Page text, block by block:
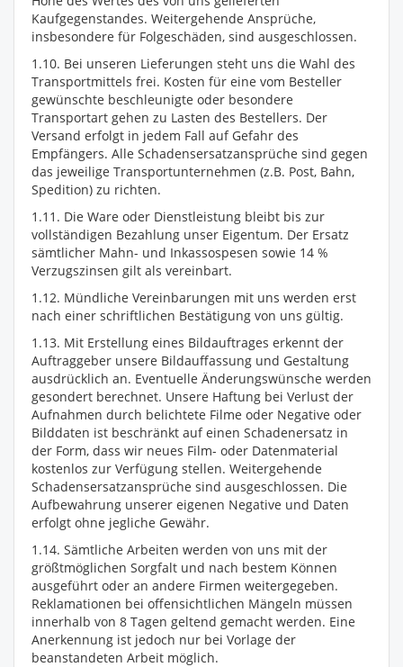
Kaufgegenstandes. Weitergehende Ansprüche,
insbesondere für Folgeschäden, sind ausgeschlossen.
1.10. Bei unseren Lieferungen steht uns die Wahl des
Transportmittels frei. Kosten für eine vom Besteller
gewünschte beschleunigte oder besondere
Transportart gehen zu Lasten des Bestellers. Der
Versand erfolgt in jedem Fall auf Gefahr des
Empfängers. Alle Schadensersatzansprüche sind gegen
das jeweilige Transportunternehmen (z.B. Post, Bahn,
Spedition) zu richten.
1.11. Die Ware oder Dienstleistung bleibt bis zur
vollständigen Bezahlung unser Eigentum. Der Ersatz
sämtlicher Mahn- und Inkassospesen sowie 14 %
Verzugszinsen gilt als vereinbart.
1.12. Mündliche Vereinbarungen mit uns werden erst
nach einer schriftlichen Bestätigung von uns gültig.
1.13. Mit Erstellung eines Bildauftrages erkennt der
Auftraggeber unsere Bildauffassung und Gestaltung
ausdrücklich an. Eventuelle Änderungswünsche werden
gesondert berechnet. Unsere Haftung bei Verlust der
Aufnahmen durch belichtete Filme oder Negative oder
Bilddaten ist beschränkt auf einen Schadenersatz in
der Form, dass wir neues Film- oder Datenmaterial
kostenlos zur Verfügung stellen. Weitergehende
Schadensersatzansprüche sind ausgeschlossen. Die
Aufbewahrung unserer eigenen Negative und Daten
erfolgt ohne jegliche Gewähr.
1.14. Sämtliche Arbeiten werden von uns mit der
größtmöglichen Sorgfalt und nach bestem Können
ausgeführt oder an andere Firmen weitergegeben.
Reklamationen bei offensichtlichen Mängeln müssen
innerhalb von 8 Tagen geltend gemacht werden. Eine
Anerkennung ist jedoch nur bei Vorlage der
beanstandeten Arbeit möglich.